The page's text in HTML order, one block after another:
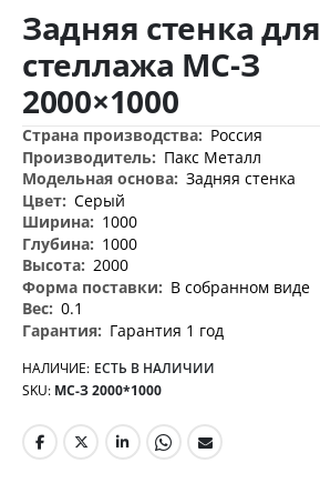
к
началу
галереи
изображений
Задняя стенка для
стеллажа МС-З
2000×1000
Дополнительная
информация
Россия
Пакс Металл
Задняя стенка
Серый
1000
1000
2000
В собранном виде
0.1
Гарантия 1 год
НАЛИЧИЕ: ЕСТЬ В НАЛИЧИИ
SKU МС-З 2000*1000